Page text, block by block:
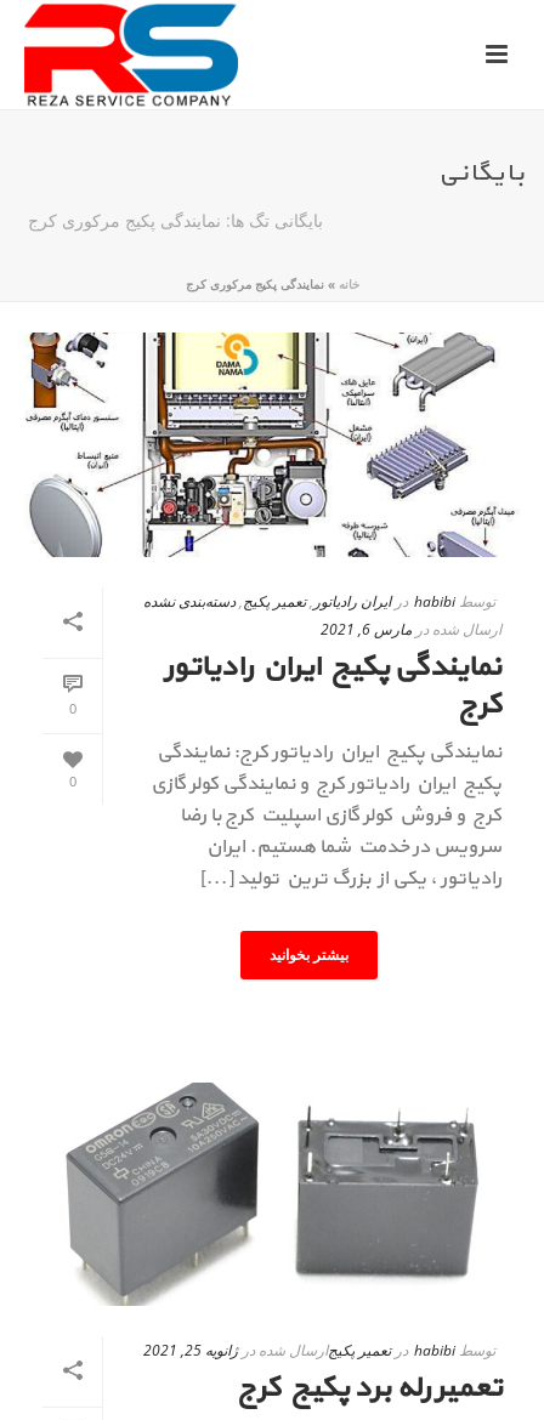
بایگانی
بایگانی تگ ها: نمایندگی پکیج مرکوری کرج
خانه »نمایندگی پکیج مرکوری کرج
0
0
توسط habibi درایران رادیاتور ,تعمیر پکیج,دسته‌بندی نشده
ارسال شده در مارس 6, 2021
نمایندگی پکیج ایران رادیاتور
کرج
نمایندگی پکیج ایران رادیاتور کرج: نمایندگی
پکیج ایران رادیاتور کرج و نمایندگی کولر گازی
کرج و فروش کولر گازی اسپلیت کرج با رضا
سرویس در خدمت شما هستیم. ایران
رادیاتور ، یکی از بزرگ ترین تولید [...]
بیشتر بخوانید
توسط habibi درتعمیر پکیجارسال شده درژانویه 25, 2021
تعمیر رله برد پکیج کرج